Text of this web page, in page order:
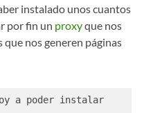
instalado unos cuantos
por fin un proxyque nos
nos generen páginas
a poder instalar